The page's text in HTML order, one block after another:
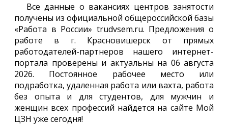
Все данные о вакансиях центров занятости
получены из официальной общероссийской базы
«Работа в России» trudvsem.ru. Предложения о
работе в г. Красновишерск от прямых
работодателей-партнеров нашего интернет-
портала проверены и актуальны на 06 августа
2026. Постоянное рабочее место или
подработка, удаленная работа или вахта, работа
без опыта и для студентов, для мужчин и
женщин всех профессий найдется на сайте Мой
ЦЗН уже сегодня!